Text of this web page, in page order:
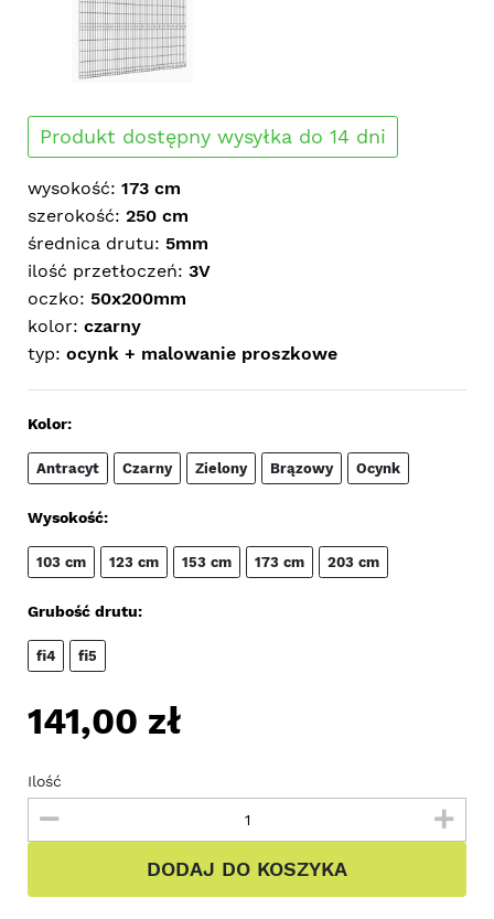
Produkt dostępny wysyłka do 14 dni
wysokość: 173 cm
szerokość: 250 cm
średnica drutu: 5mm
ilość przetłoczeń: 3V
oczko: 50x200mm
kolor: czarny
typ: ocynk + malowanie proszkowe
Kolor:
Antracyt Czarny Zielony Brązowy Ocynk
Wysokość:
103 cm 123 cm 153 cm 173 cm 203 cm
Grubość drutu:
fi4 fi5
141,00 zł
Ilość
DODAJ DO KOSZYKA